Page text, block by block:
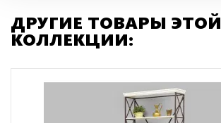
ДРУГИЕ ТОВАРЫ ЭТОЙ
КОЛЛЕКЦИИ: